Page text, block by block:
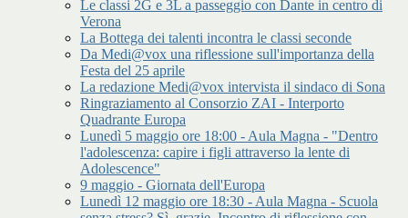
Le classi 2G e 3L a passeggio con Dante in centro di
Verona
La Bottega dei talenti incontra le classi seconde
Da Medi@vox una riflessione sull'importanza della
Festa del 25 aprile
La redazione Medi@vox intervista il sindaco di Sona
Ringraziamento al Consorzio ZAI - Interporto
Quadrante Europa
Lunedì 5 maggio ore 18:00 - Aula Magna - "Dentro
l'adolescenza: capire i figli attraverso la lente di
Adolescence"
9 maggio - Giornata dell'Europa
Lunedì 12 maggio ore 18:30 - Aula Magna - Scuola